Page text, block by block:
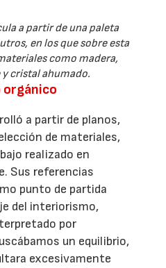
a partir de una paleta
en los que sobre esta
como madera,
cristal ahumado.
orgánico
a partir de planos,
de materiales,
realizado en
Sus referencias
punto de partida
del interiorismo,
por
un equilibrio,
excesivamente